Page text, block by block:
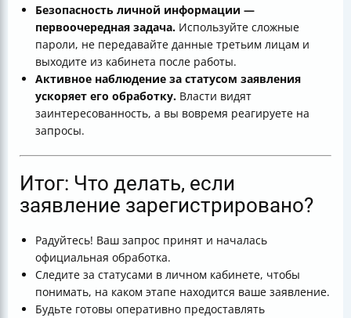
Безопасность личной информации —
первоочередная задача. Используйте сложные
пароли, не передавайте данные третьим лицам и
выходите из кабинета после работы.
Активное наблюдение за статусом заявления
ускоряет его обработку. Власти видят
заинтересованность, а вы вовремя реагируете на
запросы.
Итог: Что делать, если
заявление зарегистрировано?
Радуйтесь! Ваш запрос принят и началась
официальная обработка.
Следите за статусами в личном кабинете, чтобы
понимать, на каком этапе находится ваше заявление.
Будьте готовы оперативно предоставлять